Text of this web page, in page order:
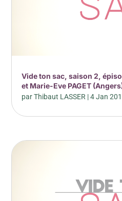
Vide ton sac, saison 2,
et Marie-Eve PAGET
parThibaut LASSER |4 Jan